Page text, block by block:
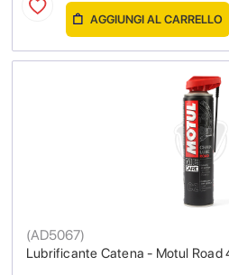
AGGIUNGI AL CARRELLO
Lubrificante Catena - Motul Road
(AD5067)